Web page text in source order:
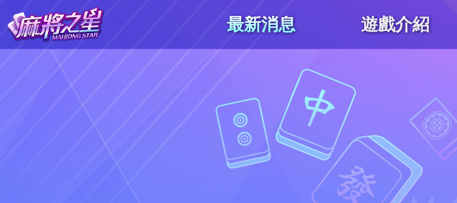
最新消息 遊戲介紹